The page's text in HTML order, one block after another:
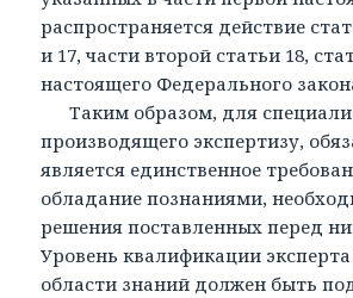
распространяется действие
и 17, части второй статьи 18,
настоящего Федерального
Таким образом, для
производящего экспертизу,
является единственное
обладание познаниями,
решения поставленных перед
Уровень квалификации
области знаний должен быть